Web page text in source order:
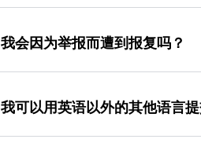
我会因为举报而遭到报复吗？
我可以用英语以外的其他语言